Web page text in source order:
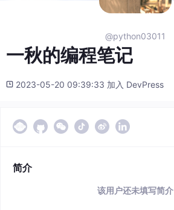
@python03011
一秋的编程笔记
2023-05-20 09:39:33 加入 DevPress
简介
该用户还未填写简介